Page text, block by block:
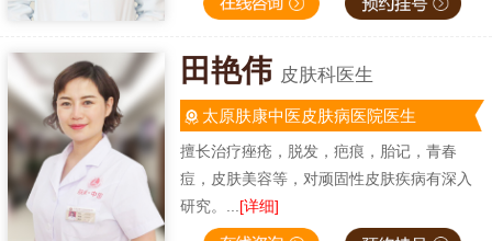
田艳伟 皮肤科医生
太原肤康中医皮肤病医院医生
擅长治疗痤疮，脱发，疤痕，胎记，青春
痘，皮肤美容等，对顽固性皮肤疾病有深入
研究。... [详细]